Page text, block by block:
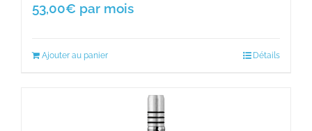
53,00€ par mois
Ajouter au panier Détails